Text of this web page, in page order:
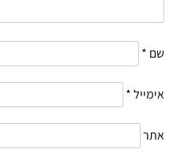
שם *
אימייל*
אתר